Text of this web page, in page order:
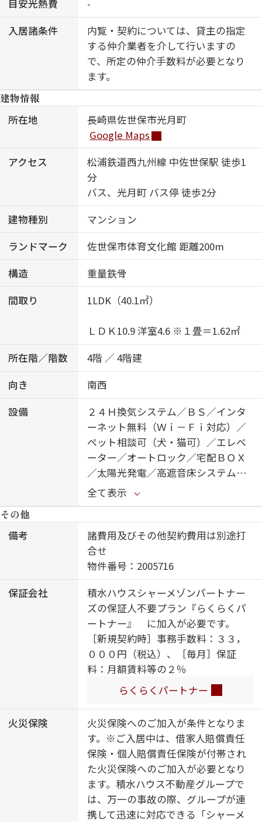
目安光熱費
-
入居諸条件
内覧・契約については、貸主の指定
する仲介業者を介して行いますの
で、所定の仲介手数料が必要となり
ます。
建物情報
所在地
長崎県佐世保市光月町
Google Maps
アクセス
松浦鉄道西九州線 中佐世保駅 徒歩1
分
バス、光月町 バス停 徒歩2分
建物種別
マンション
ランドマーク
佐世保市体育文化館 距離200m
構造
重量鉄骨
間取り
1LDK（40.1㎡）
ＬＤＫ10.9 洋室4.6 ※１畳＝1.62㎡
所在階／階数
4階 ／ 4階建
向き
南西
設備
２４Ｈ換気システム／ＢＳ／インタ
ーネット無料（Ｗｉ－Ｆｉ対応）／
ペット相談可（犬・猫可）／エレベ
ーター／オートロック／宅配ＢＯＸ
／太陽光発電／高遮音床システム
「ＳＨＡＩＤＤ５５」／シャーメゾ
ンガーデンズ／ＺＥＨ（ﾈｯﾄ･ｾﾞﾛ･ｴﾈﾙ
ｷﾞｰ･ﾊｳｽ）／ホテルライク／駐輪場
（屋根付き）／防犯カメラ／ゴミ集
積場（敷地内）／ＬＧＢＴＱフレン
ドリー／スマートロック／給湯器
（追焚機能付）／食器洗浄機付／シ
ステムキッチン／給湯箇所（浴室・
台所・洗面所）／バス・トイレ（セ
パレイト）／３口コンロ／浴室乾燥
機（暖房乾燥）／洗髪洗面化粧台／
カラーモニタ付ドアホン／トイレ
（暖房機能付便座）／全居室エアコ
ン付／Low-E複層ガラス／雨戸（シ
ミラー／都市ガス
全て表示
その他
備考
諸費用及びその他契約費用は別途打
合せ
物件番号：2005716
保証会社
積水ハウスシャーメゾンパートナー
ズの保証人不要プラン『らくらくパ
ートナー』 に加入が必要です。
［新規契約時］事務手数料：３３，
０００円（税込）、［毎月］保証
料：月額賃料等の２％
らくらくパートナー
火災保険
火災保険へのご加入が条件となりま
す。※ご入居中は、借家人賠償責任
保険・個人賠償責任保険が付帯され
た火災保険へのご加入が必要となり
ます。積水ハウス不動産グループで
は、万一の事故の際、グループが連
携して迅速に対応できる「シャーメ